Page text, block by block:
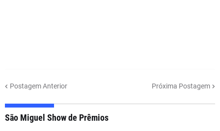
Postagem Anterior Próxima Postagem
São Miguel Show de Prêmios